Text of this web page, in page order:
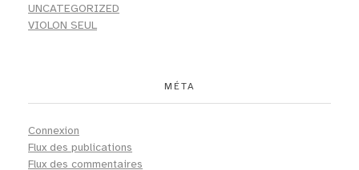
UNCATEGORIZED
VIOLON SEUL
MÉTA
Connexion
Flux des publications
Flux des commentaires